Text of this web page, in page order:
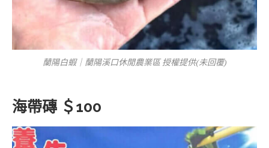
蘭陽白蝦｜蘭陽溪口休閒農業區 授權提供(未回覆)
海帶磚 ＄100